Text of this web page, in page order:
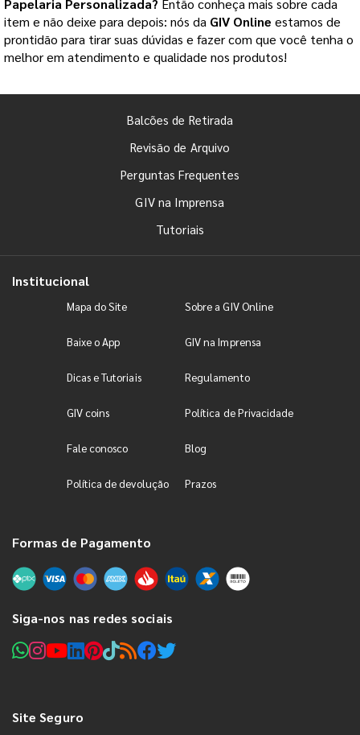
Papelaria Personalizada? Então conheça mais sobre cada
item e não deixe para depois: nós da GIV Online estamos de
prontidão para tirar suas dúvidas e fazer com que você tenha o
melhor em atendimento e qualidade nos produtos!
Balcões de Retirada
Revisão de Arquivo
Perguntas Frequentes
GIV na Imprensa
Tutoriais
Institucional
Mapa do Site Sobre a GIV Online
Baixe o App GIV na Imprensa
Dicas e Tutoriais Regulamento
GIV coins Política de Privacidade
Fale conosco Blog
Política de devolução Prazos
Formas de Pagamento
Siga-nos nas redes sociais
Site Seguro